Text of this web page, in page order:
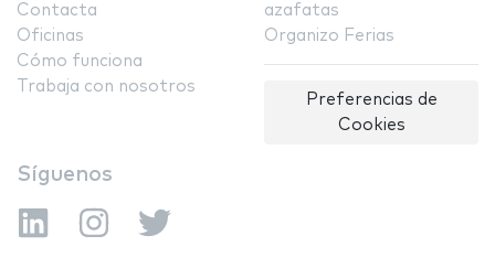
Contacta
Oficinas
Cómo funciona
Trabaja con nosotros
azafatas
Organizo Ferias
Preferencias de
Cookies
Síguenos